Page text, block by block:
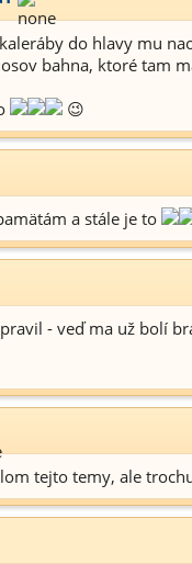
do hlavy mu
bahna, ktoré tam
😉
a stále je to
- veď ma už bolí
tejto temy, ale